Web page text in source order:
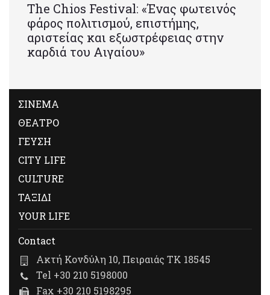
Τhe Chios Festival: «Ένας φωτεινός
φάρος πολιτισμού, επιστήμης,
αριστείας και εξωστρέφειας στην
καρδιά του Αιγαίου»
ΣΙΝΕΜΑ
ΘΕΑΤΡΟ
ΓΕΥΣΗ
CITY LIFE
CULTURE
ΤΑΞΙΔΙ
YOUR LIFE
Contact
Ακτή Κονδύλη 10, Πειραιάς ΤΚ 18545
Tel +30 210 5198000
Fax +30 210 5198295